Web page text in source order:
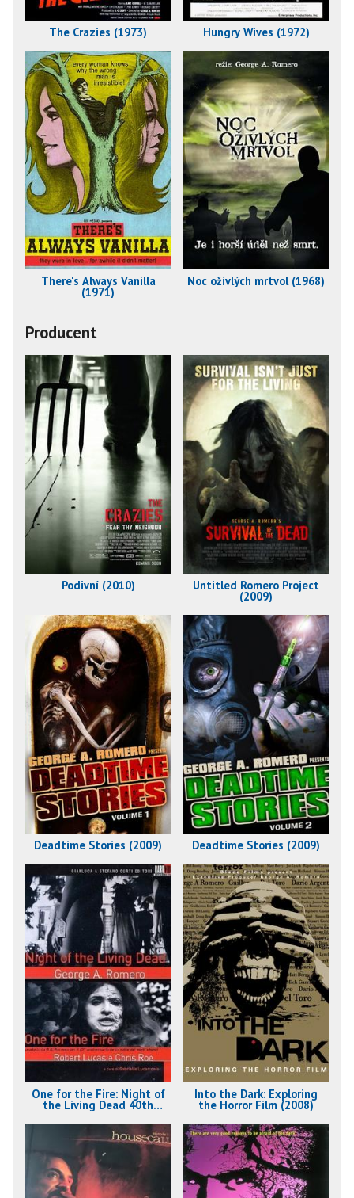
The Crazies (1973) Hungry Wives (1972)
There's Always Vanilla
(1971)
Noc oživlých mrtvol (1968)
Producent
Podivní (2010) Untitled Romero Project
(2009)
Deadtime Stories (2009) Deadtime Stories (2009)
One for the Fire: Night of
the Living Dead 40th
Anniversary Documentary
(2008)
Into the Dark: Exploring
the Horror Film (2008)